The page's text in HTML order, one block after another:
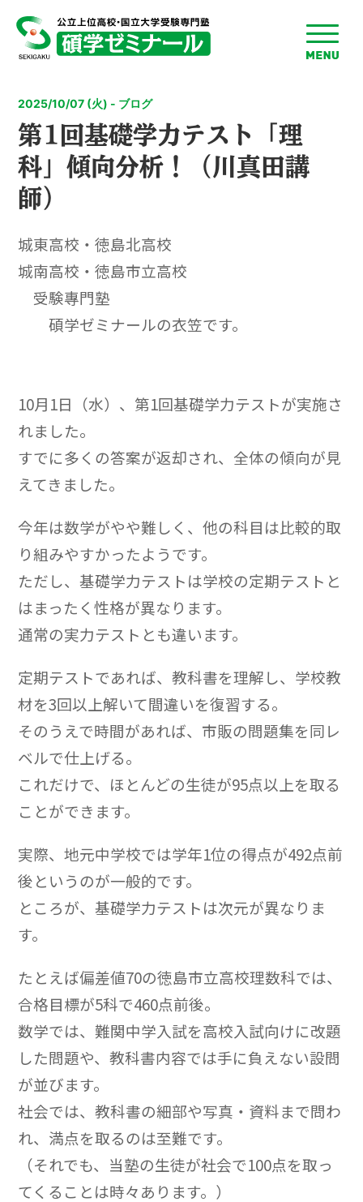
toggle
menu
2025/10/07 (火) - ブログ
第1回基礎学力テスト「理
科」傾向分析！（川真田講
師）
城東高校・徳島北高校
城南高校・徳島市立高校
受験專門塾
碩学ゼミナールの衣笠です。
10月1日（水）、第1回基礎学力テストが実施さ
れました。
すでに多くの答案が返却され、全体の傾向が見
えてきました。
今年は数学がやや難しく、他の科目は比較的取
り組みやすかったようです。
ただし、基礎学力テストは学校の定期テストと
はまったく性格が異なります。
通常の実力テストとも違います。
定期テストであれば、教科書を理解し、学校教
材を3回以上解いて間違いを復習する。
そのうえで時間があれば、市販の問題集を同レ
ベルで仕上げる。
これだけで、ほとんどの生徒が95点以上を取る
ことができます。
実際、地元中学校では学年1位の得点が492点前
後というのが一般的です。
ところが、基礎学力テストは次元が異なりま
す。
たとえば偏差値70の徳島市立高校理数科では、
合格目標が5科で460点前後。
数学では、難関中学入試を高校入試向けに改題
した問題や、教科書内容では手に負えない設問
が並びます。
社会では、教科書の細部や写真・資料まで問わ
れ、満点を取るのは至難です。
（それでも、当塾の生徒が社会で100点を取っ
てくることは時々あります。）